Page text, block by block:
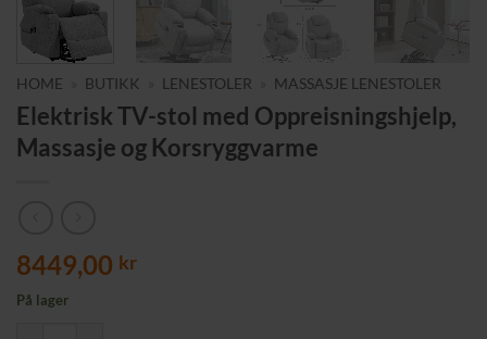
HOME BUTIKK LENESTOLER MASSASJE LENESTOLER
Elektrisk TV-stol med Oppreisningshjelp,
Massasje og Korsryggvarme
8449,00 kr
På lager